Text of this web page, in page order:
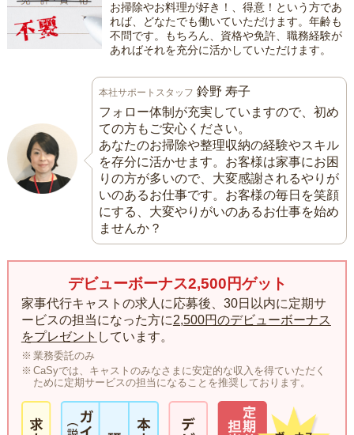
お掃除やお料理が好き！、得意！という方であ
れば、どなたでも働いていただけます。年齢も
不問です。もちろん、資格や免許、職務経験が
あればそれを充分に活かしていただけます。
本社サポートスタッフ 鈴野 寿子
フォロー体制が充実していますので、初め
ての方もご安心ください。
あなたのお掃除や整理収納の経験やスキル
を存分に活かせます。お客様は家事にお困
りの方が多いので、大変感謝されるやりが
いのあるお仕事です。お客様の毎日を笑顔
にする、大変やりがいのあるお仕事を始め
ませんか？
デビューボーナス2,500円ゲット
家事代行キャストの求人に応募後、30日以内に定期サ
ービスの担当になった方に2,500円のデビューボーナス
をプレゼント しています。
業務委託のみ
CaSyでは、キャストのみなさまに安定的な収入を得ていただく
ために定期サービスの担当になることを推奨しております。